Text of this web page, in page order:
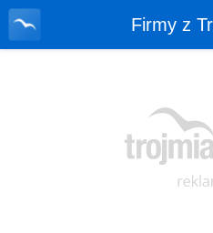
Firmy z